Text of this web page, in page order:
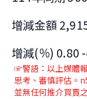
增減金額
增減(％) 0.80
☞警語：以上媒體
思考、審慎評估。
並無任何推介買賣